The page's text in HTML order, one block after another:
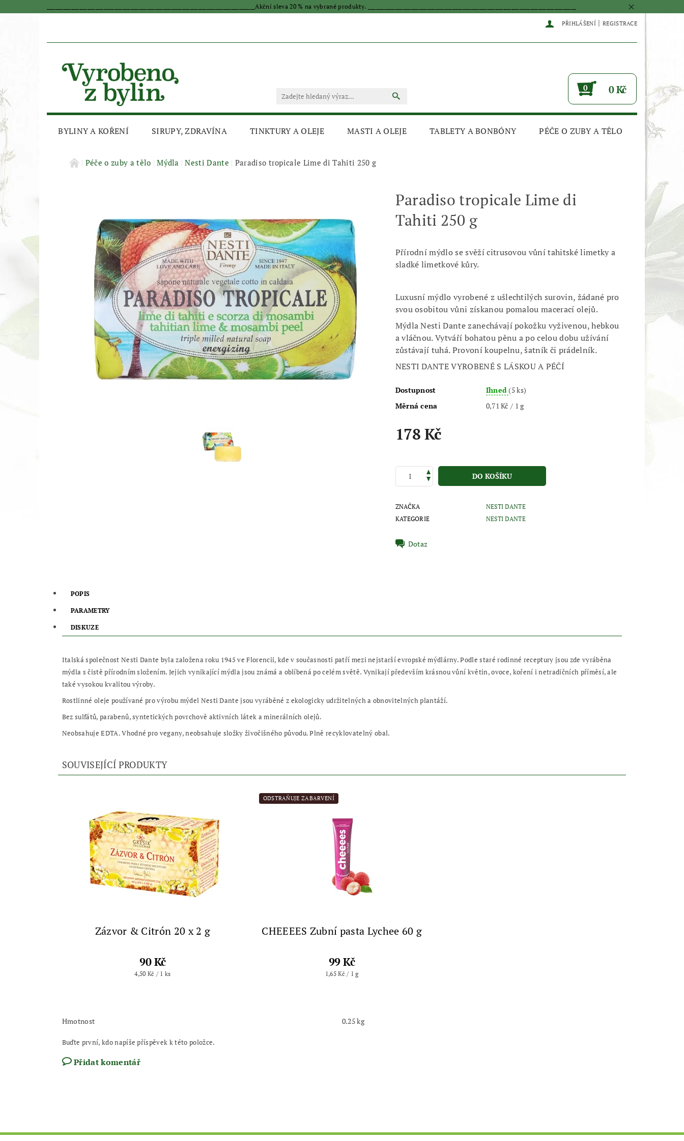
_____________________________________________________________________________Akční sleva 20 % na vybrané produkty. _____________________________________________________________________________
PŘIHLÁŠENÍ | REGISTRACE
0 0 Kč
BYLINY A KOŘENÍ SIRUPY, ZDRAVÍNA TINKTURY A OLEJE MASTI A OLEJE TABLETY A BONBÓNY PÉČE O ZUBY A TĚLO
AKČNÍ SLEVAPéče o zuby a tělo Mýdla Nesti Dante Paradiso tropicale Lime di Tahiti 250 g
Paradiso tropicale Lime di
Tahiti 250 g
Přírodní mýdlo se svěží citrusovou vůní tahitské limetky a
sladké limetkové kůry.
Luxusní mýdlo vyrobené z ušlechtilých surovin, žádané pro
svou osobitou vůni získanou pomalou macerací olejů.
Mýdla Nesti Dante zanechávají pokožku vyživenou, hebkou
a vláčnou. Vytváří bohatou pěnu a po celou dobu užívání
zůstávají tuhá. Provoní koupelnu, šatník či prádelník.
NESTI DANTE VYROBENÉ S LÁSKOU A PÉČÍ
Dostupnost Ihned(5 ks)
Měrná cena
0,71 Kč / 1 g
178 Kč
ZNAČKA
NESTI DANTE
KATEGORIE
NESTI DANTE
Dotaz
POPIS
PARAMETRY
DISKUZE
Italská společnost Nesti Dante byla založena roku 1945 ve Florencii, kde v současnosti patří mezi nejstarší evropské mýdlárny. Podle staré rodinné receptury jsou zde vyráběna
mýdla s čistě přírodním složením. Jejich vynikající mýdla jsou známá a oblíbená po celém světě. Vynikají především krásnou vůní květin, ovoce, koření i netradičních příměsí, ale
také vysokou kvalitou výroby.
Rostlinné oleje používané pro výrobu mýdel Nesti Dante jsou vyráběné z ekologicky udržitelných a obnovitelných plantáží.
Bez sulfátů, parabenů, syntetických povrchově aktivních látek a minerálních olejů.
Neobsahuje EDTA. Vhodné pro vegany, neobsahuje složky živočišného původu. Plně recyklovatelný obal.
SOUVISEJÍCÍ PRODUKTY
Zázvor & Citrón 20 x 2 g
90 Kč
4,50 Kč / 1 ks
ODSTRAŇUJE ZABARVENÍ
CHEEEES Zubní pasta Lychee 60 g
99 Kč
1,65 Kč / 1 g
Hmotnost 0.25 kg
Buďte první, kdo napíše příspěvek k této položce.
Přidat komentář